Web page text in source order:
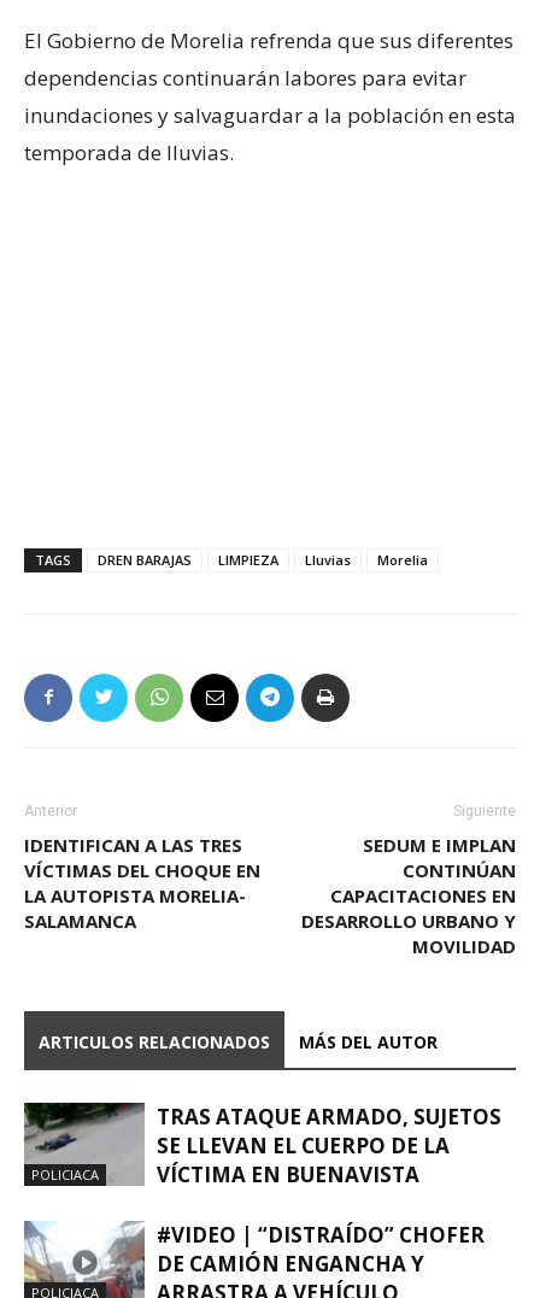
El Gobierno de Morelia refrenda que sus diferentes
dependencias continuarán labores para evitar
inundaciones y salvaguardar a la población en esta
temporada de lluvias.
TAGS DREN BARAJAS LIMPIEZA Lluvias Morelia
Anterior
IDENTIFICAN A LAS TRES
VÍCTIMAS DEL CHOQUE EN
LA AUTOPISTA MORELIA-
SALAMANCA
Siguiente
SEDUM E IMPLAN
CONTINÚAN
CAPACITACIONES EN
DESARROLLO URBANO Y
MOVILIDAD
ARTICULOS RELACIONADOS MÁS DEL AUTOR
POLICIACA
TRAS ATAQUE ARMADO, SUJETOS
SE LLEVAN EL CUERPO DE LA
VÍCTIMA EN BUENAVISTA
POLICIACA
#VIDEO | “DISTRAÍDO” CHOFER
DE CAMIÓN ENGANCHA Y
ARRASTRA A VEHÍCULO